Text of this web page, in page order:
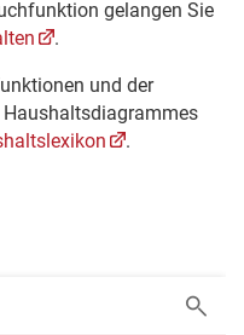
gelangen Sie
.
und der
.